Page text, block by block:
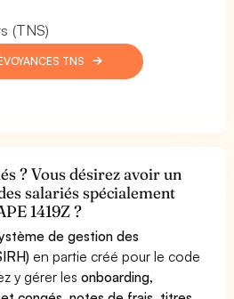
(TNS)
TNS
? Vous désirez avoir un
salariés spécialement
1419Z ?
de gestion des
en partie créé pour le code
y gérer lesonboarding,